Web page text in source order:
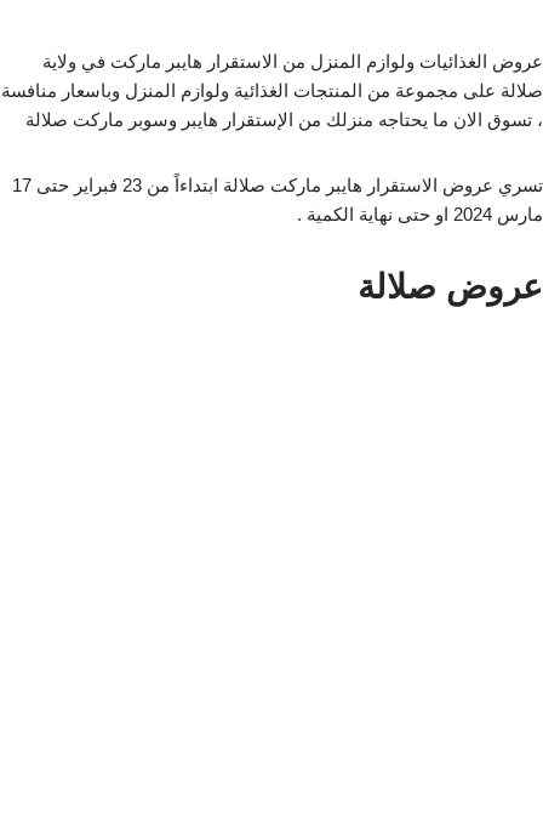
عروض الغذائيات ولوازم المنزل من الاستقرار هايبر ماركت في ولاية
صلالة على مجموعة من المنتجات الغذائية ولوازم المنزل وباسعار منافسة
، تسوق الان ما يحتاجه منزلك من الإستقرار هايبر وسوبر ماركت صلالة
تسري عروض الاستقرار هايبر ماركت صلالة ابتداءاً من 23 فبراير حتى 17
مارس 2024 او حتى نهاية الكمية .
عروض صلالة